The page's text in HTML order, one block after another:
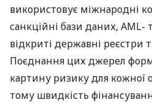
використовує міжнародні
санкційні бази даних, AML-
відкриті державні реєстри
Поєднання цих джерел
картину ризику для кожної
тому швидкість